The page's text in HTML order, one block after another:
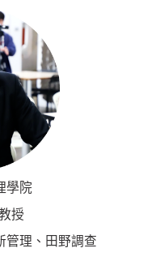
學院
授
管理、田野調查